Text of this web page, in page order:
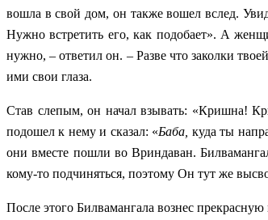
вошла в свой дом, он также вошел вслед.
Нужно встретить его, как подобает». А
нужно, – ответил он. – Разве что заколки
ими свои глаза.
Став слепым, он начал взывать: «Кришна!
подошел к нему и сказал: «Баба, куда ты
они вместе пошли во Вриндаван.
кому-то подчиняться, поэтому Он тут же
После этого Билвамангала вознес